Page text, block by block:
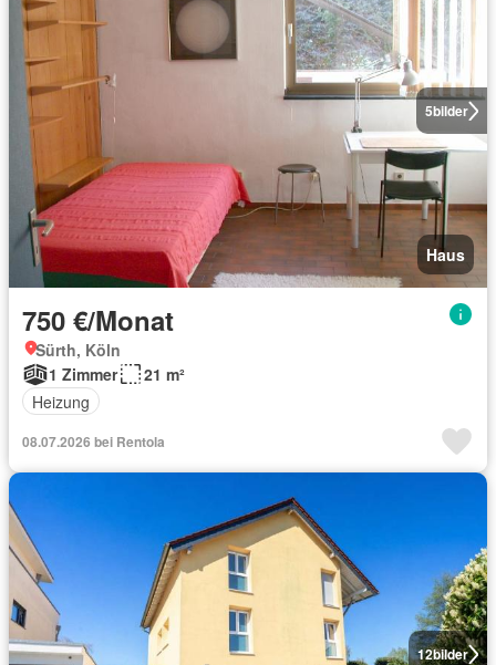
5bilder
Haus
750 €/Monat
Sürth, Köln
1 Zimmer
21 m²
Heizung
08.07.2026 bei Rentola
12bilder